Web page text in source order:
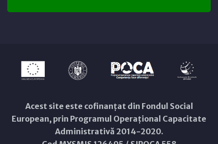
Acest site este cofinanțat din Fondul Social
European, prin Programul Operațional Capacitate
Administrativă 2014-2020.